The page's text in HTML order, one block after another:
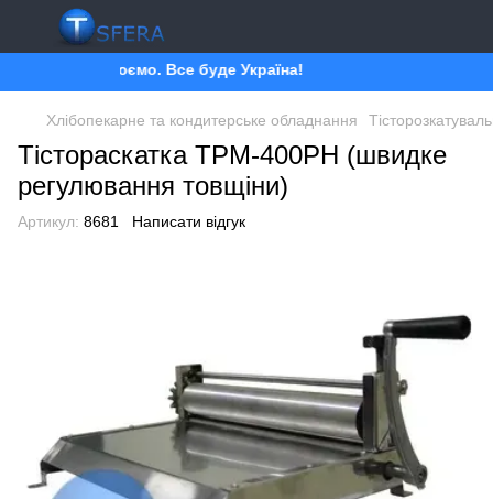
Ми працюємо. Все буде Україна!
Хлібопекарне та кондитерське обладнання
Тістораскатка ТРМ-400РН (швидке
регулювання товщіни)
Артикул: 8681 Написати відгук